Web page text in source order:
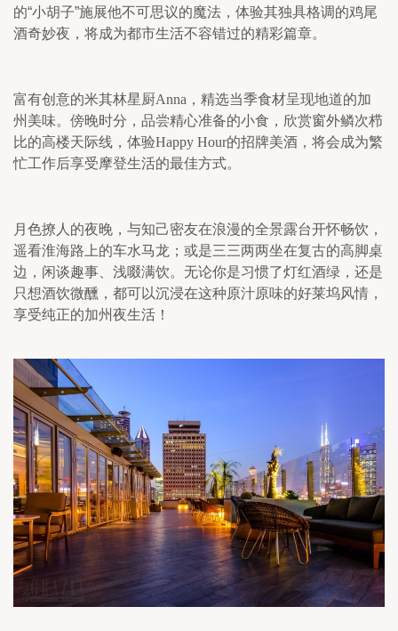
的“小胡子”施展他不可思议的魔法，体验其独具格调的鸡尾
酒奇妙夜，将成为都市生活不容错过的精彩篇章。
富有创意的米其林星厨Anna ，精选当季食材呈现地道的加
州美味。傍晚时分，品尝精心准备的小食，欣赏窗外鳞次栉
比的高楼天际线，体验Happy Hour的招牌美酒，将会成为繁
忙工作后享受摩登生活的最佳方式。
月色撩人的夜晚，与知己密友在浪漫的全景露台开怀畅饮，
遥看淮海路上的车水马龙；或是三三两两坐在复古的高脚桌
边，闲谈趣事、浅啜满饮。无论你是习惯了灯红酒绿，还是
只想酒饮微醺，都可以沉浸在这种原汁原味的好莱坞风情，
享受纯正的加州夜生活！